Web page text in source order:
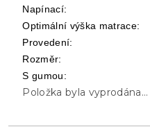
Napínací:
Optimální výška matrace:
Provedení:
Rozměr:
S gumou:
Položka byla vyprodána…